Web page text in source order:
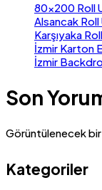
80×200 Roll
Alsancak
Karşıyaka
İzmir Karton
İzmir
Son
Görüntülenecek
Kategoriler